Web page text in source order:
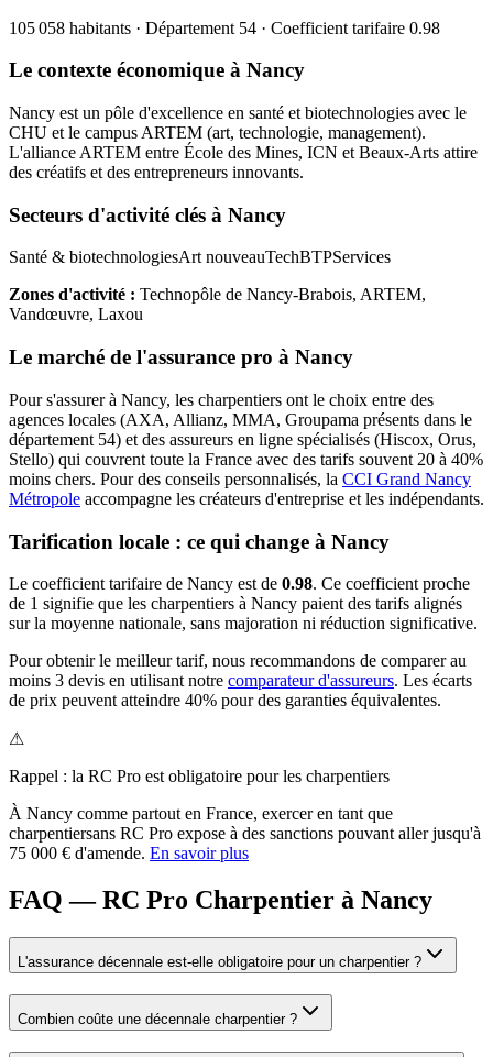
105 058 habitants · Département 54 · Coefficient tarifaire 0.98
Le contexte économique à Nancy
Nancy est un pôle d'excellence en santé et biotechnologies avec le
CHU et le campus ARTEM (art, technologie, management).
L'alliance ARTEM entre École des Mines, ICN et Beaux-Arts attire
des créatifs et des entrepreneurs innovants.
Secteurs d'activité clés à Nancy
Santé & biotechnologiesArt nouveauTechBTPServices
Zones d'activité : Technopôle de Nancy-Brabois, ARTEM,
Vandœuvre, Laxou
Le marché de l'assurance pro à Nancy
Pour s'assurer à Nancy, les charpentiers ont le choix entre des
agences locales (AXA, Allianz, MMA, Groupama présents dans le
département 54) et des assureurs en ligne spécialisés (Hiscox, Orus,
Stello) qui couvrent toute la France avec des tarifs souvent 20 à 40%
moins chers. Pour des conseils personnalisés, la CCI Grand Nancy
Métropole accompagne les créateurs d'entreprise et les indépendants.
Tarification locale : ce qui change à Nancy
Le coefficient tarifaire de Nancy est de 0.98. Ce coefficient proche
de 1 signifie que les charpentiers à Nancy paient des tarifs alignés
sur la moyenne nationale, sans majoration ni réduction significative.
Pour obtenir le meilleur tarif, nous recommandons de comparer au
moins 3 devis en utilisant notre comparateur d'assureurs. Les écarts
de prix peuvent atteindre 40% pour des garanties équivalentes.
⚠
Rappel : la RC Pro est obligatoire pour les charpentiers
À Nancy comme partout en France, exercer en tant que
charpentiersans RC Pro expose à des sanctions pouvant aller jusqu'à
75 000 € d'amende. En savoir plus
FAQ — RC Pro Charpentier à Nancy
L'assurance décennale est-elle obligatoire pour un charpentier ?
Combien coûte une décennale charpentier ?